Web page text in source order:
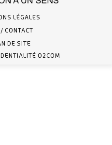
LÉGALES
CONTACT
DE SITE
O2COM